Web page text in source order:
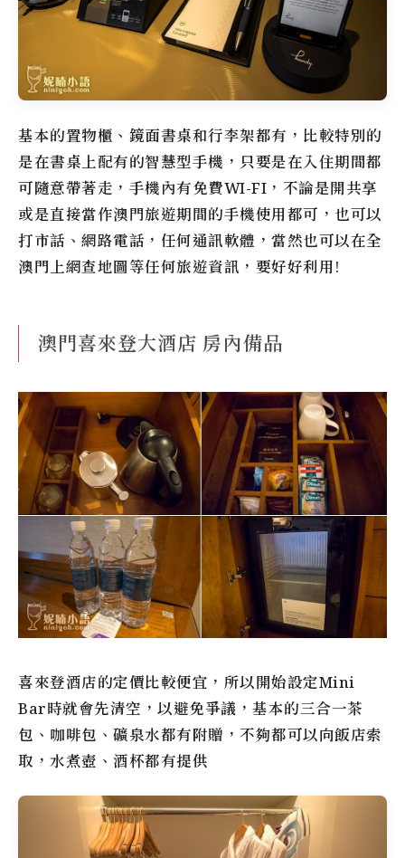
基本的置物櫃、鏡面書桌和行李架都有，比較特別的
是在書桌上配有的智慧型手機，只要是在入住期間都
可隨意帶著走，手機內有免費WI-FI，不論是開共享
或是直接當作澳門旅遊期間的手機使用都可，也可以
打市話、網路電話，任何通訊軟體，當然也可以在全
澳門上網查地圖等任何旅遊資訊，要好好利用!
澳門喜來登大酒店 房內備品
喜來登酒店的定價比較便宜，所以開始設定Mini
Bar時就會先清空，以避免爭議，基本的三合一茶
包、咖啡包、礦泉水都有附贈，不夠都可以向飯店索
取，水煮壺、酒杯都有提供